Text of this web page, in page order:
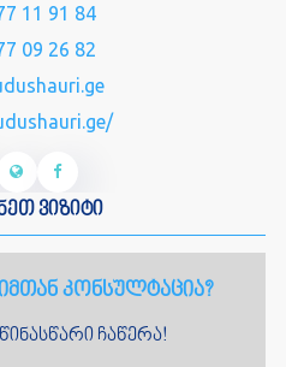
11 91 84
09 26 82
ვიზიტი
კონსულტაცია?
ჩაწერა!